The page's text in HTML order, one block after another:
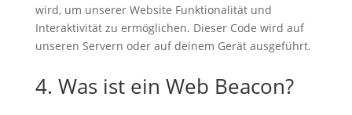
wird, um unserer Website Funktionalität und
Interaktivität zu ermöglichen. Dieser Code wird auf
unseren Servern oder auf deinem Gerät ausgeführt.
4. Was ist ein Web Beacon?